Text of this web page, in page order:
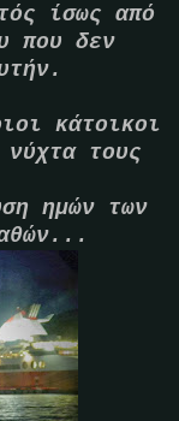
ίσως από
που δεν
κάτοικοι
τους
ημών των